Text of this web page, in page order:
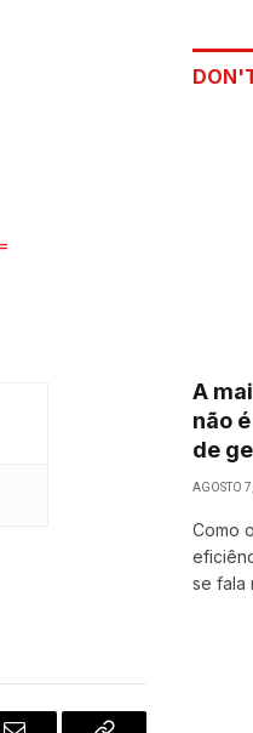
A
não
de
AGOSTO
Como
se fala